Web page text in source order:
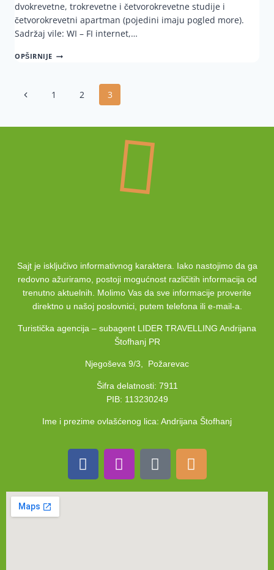
dvokrevetne, trokrevetne i četvorokrevetne studije i
četvorokrevetni apartman (pojedini imaju pogled more).
Sadržaj vile: WI – FI internet,…
OPŠIRNIJE
1 2 3
Sajt je isključivo informativnog karaktera. Iako nastojimo da ga
redovno ažuriramo, postoji mogućnost različitih informacija od
trenutno aktuelnih. Molimo Vas da sve informacije proverite
direktno u našoj poslovnici, putem telefona ili e-mail-a.
Turistička agencija – subagent LIDER TRAVELLING Andrijana
Štofhanj PR
Njegoševa 9/3, Požarevac
Šifra delatnosti: 7911
PIB: 113230249
Ime i prezime ovlašćenog lica: Andrijana Štofhanj